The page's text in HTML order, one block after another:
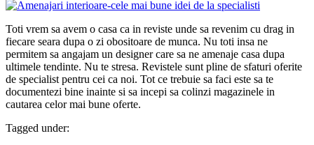
Toti vrem sa avem o casa ca in reviste unde sa revenim cu drag in
fiecare seara dupa o zi obositoare de munca. Nu toti insa ne
permitem sa angajam un designer care sa ne amenaje casa dupa
ultimele tendinte. Nu te stresa. Revistele sunt pline de sfaturi oferite
de specialist pentru cei ca noi. Tot ce trebuie sa faci este sa te
documentezi bine inainte si sa incepi sa colinzi magazinele in
cautarea celor mai bune oferte.
Tagged under: